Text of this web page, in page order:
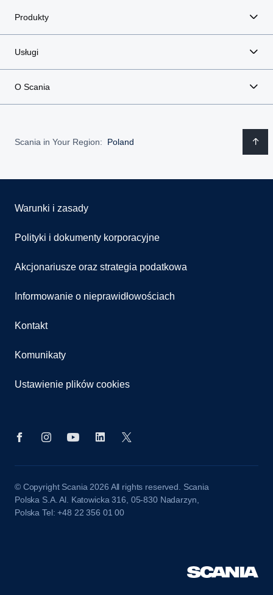
Produkty
Usługi
O Scania
Scania in Your Region: Poland
Warunki i zasady
Polityki i dokumenty korporacyjne
Akcjonariusze oraz strategia podatkowa
Informowanie o nieprawidłowościach
Kontakt
Komunikaty
Ustawienie plików cookies
© Copyright Scania 2026 All rights reserved. Scania
Polska S.A. Al. Katowicka 316, 05-830 Nadarzyn,
Polska Tel: +48 22 356 01 00